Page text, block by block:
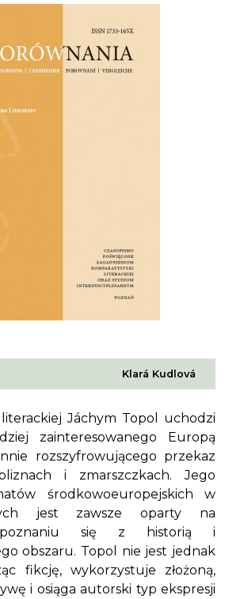
Klará Kudlová
Jáchym Topol uchodzi
zainteresowanego Europą
rozszyfrowującego przekaz
i zmarszczkach. Jego
środkowoeuropejskich w
jest zawsze oparty na
się z historią i
obszaru. Topol nie jest jednak
fikcję, wykorzystuje złożoną,
i osiąga autorski typ ekspresji